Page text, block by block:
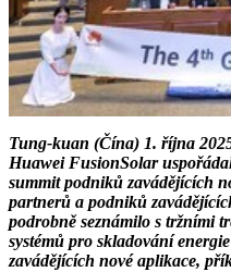
Tung-kuan (Čína) 1. října
Huawei FusionSolar
summit podniků zavádějících
partnerů a podniků
podrobně seznámilo s tržními
systémů pro skladování
zavádějících nové aplikace,